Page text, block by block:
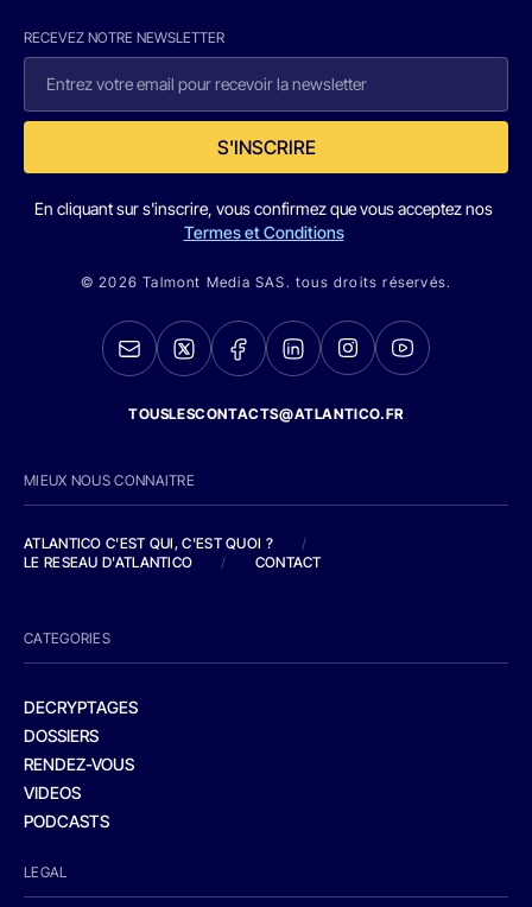
RECEVEZ NOTRE NEWSLETTER
S'INSCRIRE
En cliquant sur s'inscrire, vous confirmez que vous acceptez nos
Termes et Conditions
© 2026 Talmont Media SAS. tous droits réservés.
TOUSLESCONTACTS@ATLANTICO.FR
MIEUX NOUS CONNAITRE
ATLANTICO C'EST QUI, C'EST QUOI ?
/
LE RESEAU D'ATLANTICO
/ CONTACT
CATEGORIES
DECRYPTAGES
DOSSIERS
RENDEZ-VOUS
VIDEOS
PODCASTS
LEGAL